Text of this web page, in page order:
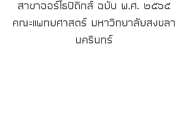
สาขาออร์โธปิดิกส์ ฉบับ พ.ศ. ๒๕๖๕
คณะแพทยศาสตร์ มหาวิทยาลัยสงขลา
นครินทร์